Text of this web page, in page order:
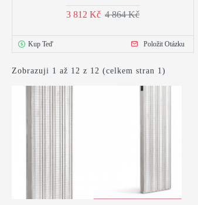
3 812 Kč 4 864 Kč
Kup Teď Položit Otázku
Zobrazuji 1 až 12 z 12 (celkem stran 1)